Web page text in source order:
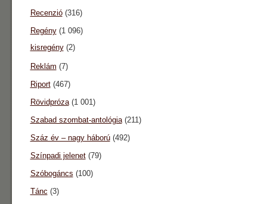
Recenzió(316)
Regény(1 096)
kisregény(2)
Reklám (7)
Riport(467)
Rövidpróza(1 001)
Szabad szombat-antológia(211)
Száz év – nagy háború(492)
Színpadi jelenet(79)
Szóbogáncs (100)
Tánc (3)